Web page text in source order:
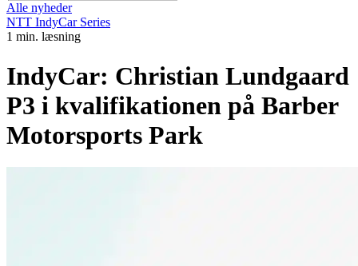
Alle nyheder
NTT IndyCar Series
1 min. læsning
IndyCar: Christian Lundgaard
P3 i kvalifikationen på Barber
Motorsports Park